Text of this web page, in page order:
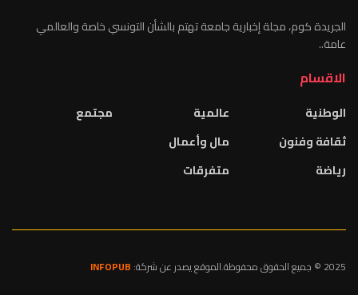
الجريدة كوم، مجلة إخبارية جامعة تهتم بالشأن التونسي خاصة والعالمي
عامة..
الاقسام
الوطنية
ثقافة وفنون
رياضة
عالمية
مال وأعمال
متفرقات
مجتمع
2025 © جميع الحقوق محفوظة.الموقع يصدر عن شركة: INFOPUB